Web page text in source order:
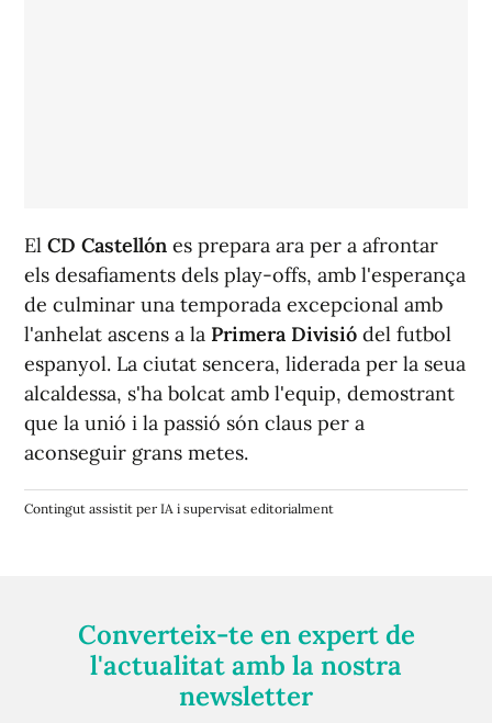
El CD Castellón es prepara ara per a afrontar
els desafiaments dels play-offs, amb l'esperança
de culminar una temporada excepcional amb
l'anhelat ascens a la Primera Divisió del futbol
espanyol. La ciutat sencera, liderada per la seua
alcaldessa, s'ha bolcat amb l'equip, demostrant
que la unió i la passió són claus per a
aconseguir grans metes.
Contingut assistit per IA i supervisat editorialment
Converteix-te en expert de
l'actualitat amb la nostra
newsletter